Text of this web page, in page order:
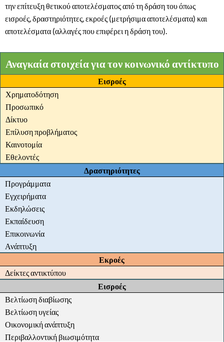
την επίτευξη θετικού αποτελέσματος από τη δράση του όπως
εισροές, δραστηριότητες, εκροές (μετρήσιμα αποτελέσματα) και
αποτελέσματα (αλλαγές που επιφέρει η δράση του).
Αναγκαία στοιχεία για τον κοινωνικό αντίκτυπο
Εισροές
Χρηματοδότηση
Προσωπικό
Δίκτυο
Επίλυση προβλήματος
Καινοτομία
Εθελοντές
Δραστηριότητες
Προγράμματα
Εγχειρήματα
Εκδηλώσεις
Εκπαίδευση
Επικοινωνία
Ανάπτυξη
Εκροές
Δείκτες αντικτύπου
Εισροές
Βελτίωση διαβίωσης
Βελτίωση υγείας
Οικονομική ανάπτυξη
Περιβαλλοντική βιωσιμότητα